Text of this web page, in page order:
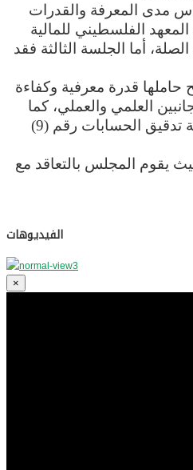
قد بلغ 24 شخصاً، وأن الامتحان يهدف إلى قياس مدى المعرفة والقدرات
الفلسطيني للمالية
أما الجلسة الثالثة فقد
حاملها قدرة معرفية وكفاءة
العلمي والعملي، كما
يعتبر اجتياز الامتحان بنجاح شرطا من شروط الحصول على رخصة مزاولة مهنة تدقيق الحسابات في فلسطين وذلك استنادا الى قانون مزاولة مهنة تدقيق الحسابات رقم (9)
يقوم المجلس بالتعاقد مع
الفيديوهات
×